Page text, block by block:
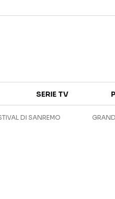
ANTEPRIME
SERIE TV
DI SANREMO